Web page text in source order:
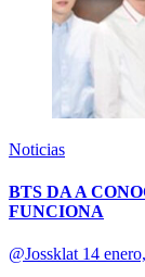
Noticias
BTS DA A
FUNCIONA
@Jossklat 14